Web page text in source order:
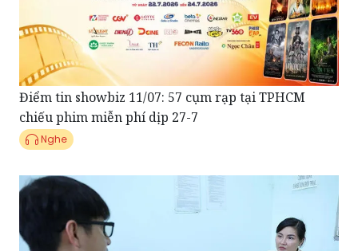
Điểm tin showbiz 11/07: 57 cụm rạp tại TPHCM
chiếu phim miễn phí dịp 27-7
Nghe